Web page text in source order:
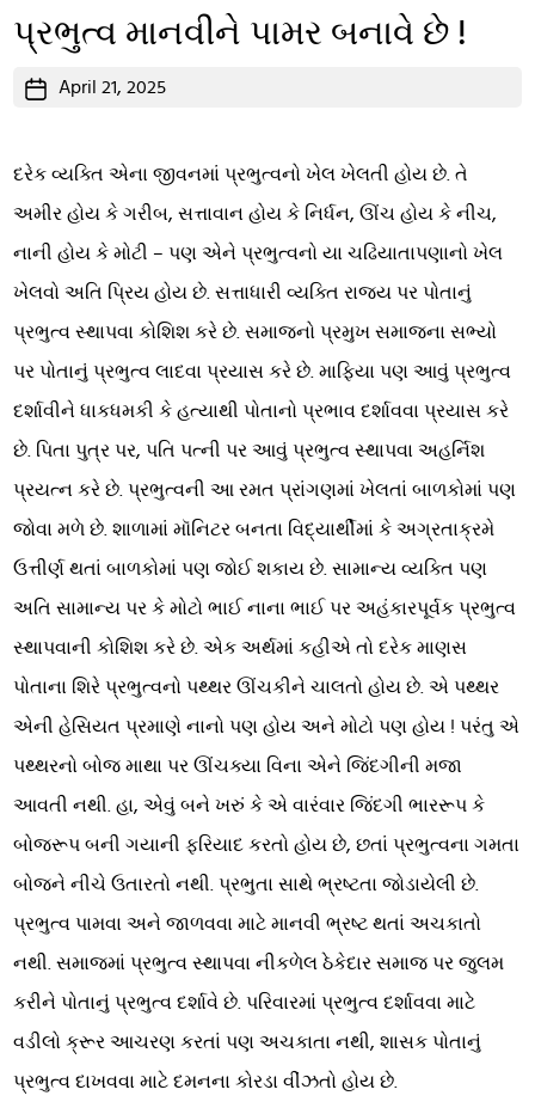
પ્રભુત્વ માનવીને પામર બનાવે છે !
PostApril 21, 2025
દરેક વ્યક્તિ એના જીવનમાં પ્રભુત્વનો ખેલ ખેલતી હોય છે. તે
અમીર હોય કે ગરીબ, સત્તાવાન હોય કે નિર્ધન, ઊંચ હોય કે નીચ,
નાની હોય કે મોટી – પણ એને પ્રભુત્વનો યા ચઢિયાતાપણાનો ખેલ
ખેલવો અતિ પ્રિય હોય છે. સત્તાધારી વ્યક્તિ રાજ્ય પર પોતાનું
પ્રભુત્વ સ્થાપવા કોશિશ કરે છે. સમાજનો પ્રમુખ સમાજના સભ્યો
પર પોતાનું પ્રભુત્વ લાદવા પ્રયાસ કરે છે. માફિયા પણ આવું પ્રભુત્વ
દર્શાવીને ધાકધમકી કે હત્યાથી પોતાનો પ્રભાવ દર્શાવવા પ્રયાસ કરે
છે. પિતા પુત્ર પર, પતિ પત્ની પર આવું પ્રભુત્વ સ્થાપવા અહર્નિશ
પ્રયત્ન કરે છે. પ્રભુત્વની આ રમત પ્રાંગણમાં ખેલતાં બાળકોમાં પણ
જોવા મળે છે. શાળામાં મૉનિટર બનતા વિદ્યાર્થીમાં કે અગ્રતાક્રમે
ઉત્તીર્ણ થતાં બાળકોમાં પણ જોઈ શકાય છે. સામાન્ય વ્યક્તિ પણ
અતિ સામાન્ય પર કે મોટો ભાઈ નાના ભાઈ પર અહંકારપૂર્વક પ્રભુત્વ
સ્થાપવાની કોશિશ કરે છે. એક અર્થમાં કહીએ તો દરેક માણસ
પોતાના શિરે પ્રભુત્વનો પથ્થર ઊંચકીને ચાલતો હોય છે. એ પથ્થર
એની હેસિયત પ્રમાણે નાનો પણ હોય અને મોટો પણ હોય ! પરંતુ એ
પથ્થરનો બોજ માથા પર ઊંચક્યા વિના એને જિંદગીની મજા
આવતી નથી. હા, એવું બને ખરું કે એ વારંવાર જિંદગી ભારરૂપ કે
બોજરૂપ બની ગયાની ફરિયાદ કરતો હોય છે, છતાં પ્રભુત્વના ગમતા
બોજને નીચે ઉતારતો નથી. પ્રભુતા સાથે ભ્રષ્ટતા જોડાયેલી છે.
પ્રભુત્વ પામવા અને જાળવવા માટે માનવી ભ્રષ્ટ થતાં અચકાતો
નથી. સમાજમાં પ્રભુત્વ સ્થાપવા નીકળેલ ઠેકેદાર સમાજ પર જુલમ
કરીને પોતાનું પ્રભુત્વ દર્શાવે છે. પરિવારમાં પ્રભુત્વ દર્શાવવા માટે
વડીલો ક્રૂર આચરણ કરતાં પણ અચકાતા નથી, શાસક પોતાનું
પ્રભુત્વ દાખવવા માટે દમનના કોરડા વીંઝતો હોય છે.